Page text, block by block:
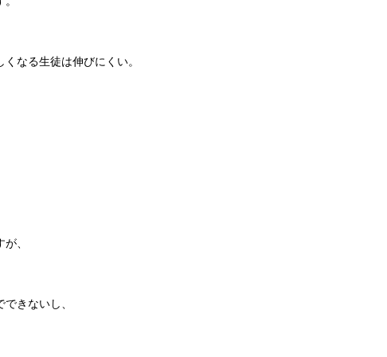
なる生徒は伸びにくい。
、
きないし、